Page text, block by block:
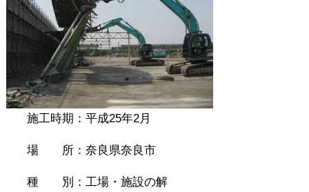
施工時期：平成25年2月
場 所：奈良県奈良市
種 別：工場・施設の解